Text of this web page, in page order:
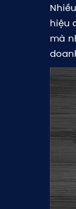
hiệu
mà